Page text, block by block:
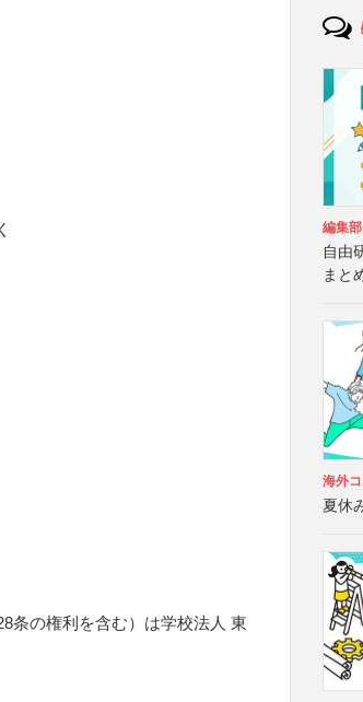
条の権利を含む）は学校法人 東
編集
自由
まと
海外
夏休